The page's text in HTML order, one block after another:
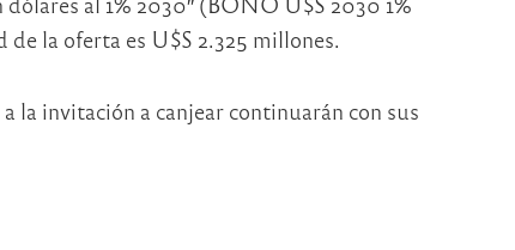
la oferta es U$S 2.325 millones.
la invitación a canjear continuarán con sus